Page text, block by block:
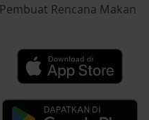
Pembuat Rencana Makan